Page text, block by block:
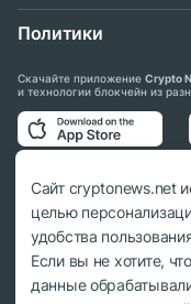
Политики
Скачайте приложение Crypto
и технологии блокчейн из
Подписывайтесь на нас в
© 2018 - 2026 Crypto News.
Сайт cryptonews.net
целью
удобства
Если вы не хотите,
данные